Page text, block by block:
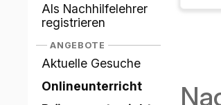
Registrati come
tutor
OFFERTE
Richieste attuali
Lezioni online